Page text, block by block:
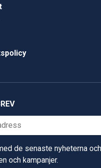
de senaste nyheterna
och kampanjer.